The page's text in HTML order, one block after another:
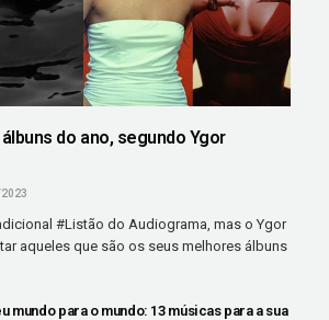
do ano, segundo Ygor
#Listão do Audiograma, mas o Ygor
aqueles que são os seus melhores álbuns
mundo para o mundo: 13 músicas para a sua